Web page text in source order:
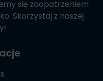
się zaopatrzeniem
Skorzystaj z naszej